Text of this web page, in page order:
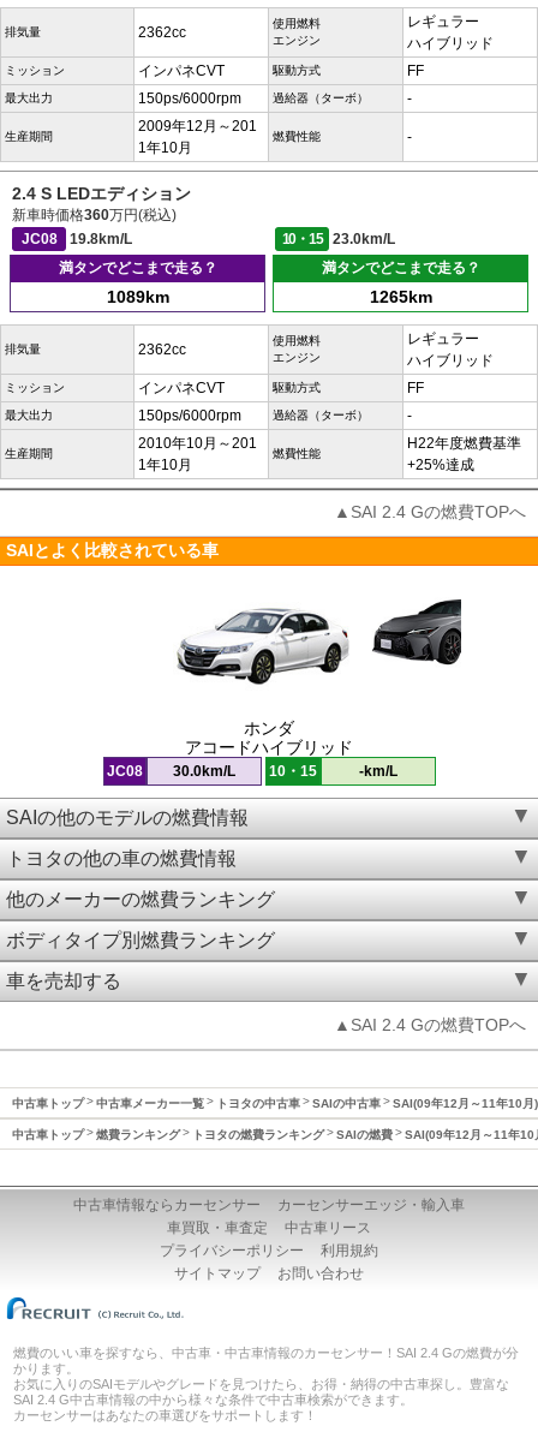
排気量 2362cc
使用燃料
エンジン
レギュラー
ハイブリッド
ミッション インパネCVT 駆動方式 FF
最大出力 150ps/6000rpm 過給器（ターボ） -
生産期間
2009年12月～201
1年10月
燃費性能 -
2.4 S LEDエディション
新車時価格360万円(税込)
JC08
19.8km/L 10・15
23.0km/L
満タンでどこまで走る？
1089km
満タンでどこまで走る？
1265km
排気量 2362cc
使用燃料
エンジン
レギュラー
ハイブリッド
ミッション インパネCVT 駆動方式 FF
最大出力 150ps/6000rpm 過給器（ターボ） -
生産期間
2010年10月～201
1年10月
燃費性能
H22年度燃費基準
+25%達成
▲SAI 2.4 Gの燃費TOPへ
SAIとよく比較されている車
ホンダ
アコードハイブリッド
JC08 30.0km/L 10・15 -km/L
SAIの他のモデルの燃費情報
トヨタの他の車の燃費情報
他のメーカーの燃費ランキング
ボディタイプ別燃費ランキング
車を売却する
▲SAI 2.4 Gの燃費TOPへ
中古車トップ 中古車メーカー一覧 トヨタの中古車 SAIの中古車 SAI(09年12月～11年10月
中古車トップ 燃費ランキング トヨタの燃費ランキング SAIの燃費 SAI(09年12月～11年10
中古車情報ならカーセンサー
カーセンサーエッジ・輸入車
車買取・車査定
中古車リース
プライバシーポリシー
利用規約
サイトマップ
お問い合わせ
燃費のいい車を探すなら、中古車・中古車情報のカーセンサー！SAI 2.4 Gの燃費が分
かります。
お気に入りのSAIモデルやグレードを見つけたら、お得・納得の中古車探し。豊富な
SAI 2.4 G中古車情報の中から様々な条件で中古車検索ができます。
カーセンサーはあなたの車選びをサポートします！